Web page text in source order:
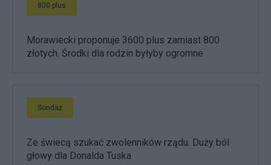
800 plus
Morawiecki proponuje 3600 plus zamiast 800
złotych. Środki dla rodzin byłyby ogromne
Sondaż
Ze świecą szukać zwolenników rządu. Duży ból
głowy dla Donalda Tuska